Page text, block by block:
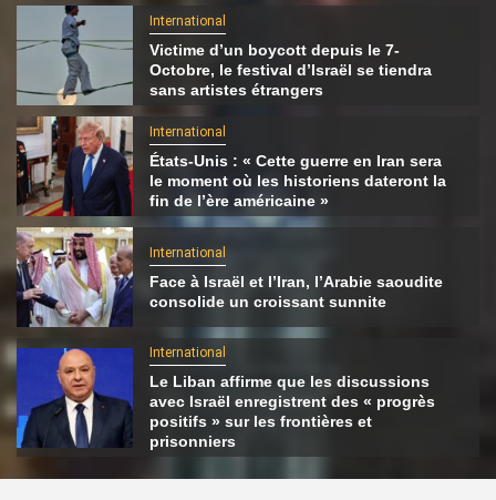
International
Victime d’un boycott depuis le 7-
Octobre, le festival d’Israël se tiendra
sans artistes étrangers
International
États-Unis : « Cette guerre en Iran sera
le moment où les historiens dateront la
fin de l’ère américaine »
International
Face à Israël et l’Iran, l’Arabie saoudite
consolide un croissant sunnite
International
Le Liban affirme que les discussions
avec Israël enregistrent des « progrès
positifs » sur les frontières et
prisonniers